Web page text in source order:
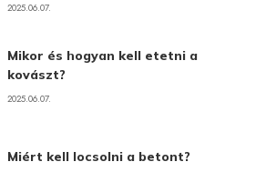
2025.06.07.
Mikor és hogyan kell etetni a
kovászt?
2025.06.07.
Miért kell locsolni a betont?